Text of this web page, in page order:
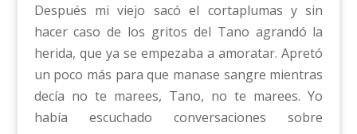
Después mi viejo sacó el cortaplumas y sin
hacer caso de los gritos del Tano agrandó la
herida, que ya se empezaba a amoratar. Apretó
un poco más para que manase sangre mientras
decía no te marees, Tano, no te marees. Yo
había escuchado conversaciones sobre